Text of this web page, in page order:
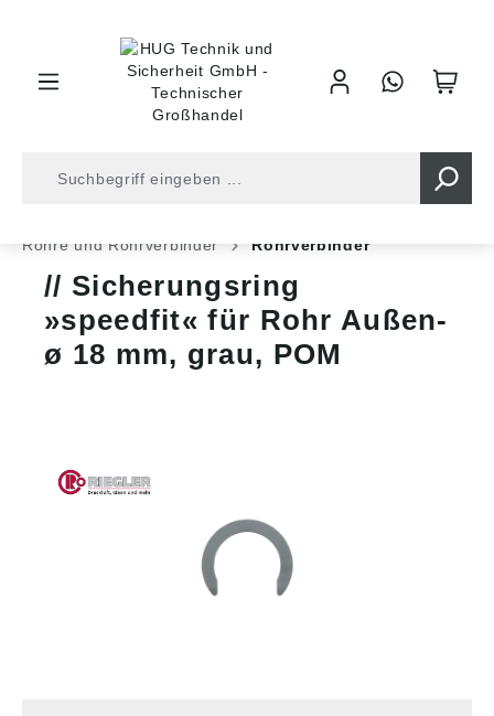
Rohre und Rohrverbinder
Rohrverbinder
Sicherungsring
»speedfit« für Rohr Außen-
ø 18 mm, grau, POM